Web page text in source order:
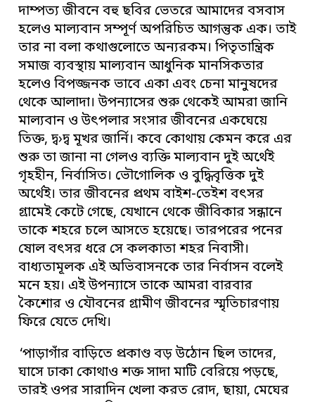
দাম্পত্য জীবনে বহু ছবির ভেতরে আমাদের বসবাস
হলেও মাল্যবান সম্পূর্ণ অপরিচিত আগন্তুক এক। তাই
তার না বলা কথাগুলোতে অন্যরকম। পিতৃতান্ত্রিক
সমাজ ব্যবস্থায় মাল্যবান আধুনিক মানসিকতার
হলেও বিপজ্জনক ভাবে একা এবং চেনা মানুষদের
থেকে আলাদা। উপন্যাসের শুরু থেকেই আমরা জানি
মাল্যবান ও উৎপলার সংসার জীবনের একঘেয়ে
তিক্ত, দ্ব›দ্ব মূখর জার্নি। কবে কোথায় কেমন করে এর
শুরু তা জানা না গেলও ব্যক্তি মাল্যবান দুই অর্থেই
গৃহহীন, নির্বাসিত। ভৌগোলিক ও বুদ্ধিবৃত্তিক দুই
অর্থেই। তার জীবনের প্রথম বাইশ-তেইশ বৎসর
গ্রামেই কেটে গেছে, যেখানে থেকে জীবিকার সন্ধানে
তাকে শহরে চলে আসতে হয়েছে। তারপরের পনের
ষোল বৎসর ধরে সে কলকাতা শহর নিবাসী।
বাধ্যতামূলক এই অভিবাসনকে তার নির্বাসন বলেই
মনে হয়। এই উপন্যাসে তাকে আমরা বারবার
কৈশোর ও যৌবনের গ্রামীণ জীবনের স্মৃতিচারণায়
ফিরে যেতে দেখি।
‘পাড়াগাঁর বাড়িতে প্রকাণ্ড বড় উঠোন ছিল তাদের,
ঘাসে ঢাকা কোথাও শক্ত সাদা মাটি বেরিয়ে পড়ছে,
তারই ওপর সারাদিন খেলা করত রোদ, ছায়া, মেঘের